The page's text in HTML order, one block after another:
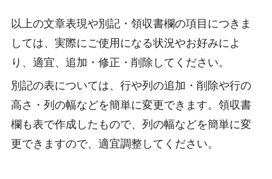
以上の文章表現や別記・領収書欄の項目につきま
しては、実際にご使用になる状況やお好みによ
り、適宜、追加・修正・削除してください。
別記の表については、行や列の追加・削除や行の
高さ・列の幅などを簡単に変更できます。領収書
欄も表で作成したもので、列の幅などを簡単に変
更できますので、適宜調整してください。